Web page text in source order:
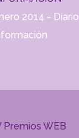
2014 - Diario
Premios WEB